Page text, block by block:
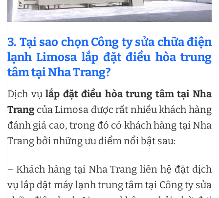
3. Tại sao chọn Công ty sửa chữa điện
lạnh Limosa lắp đặt điều hòa trung
tâm tại Nha Trang?
Dịch vụlắp đặt điều hòa trung tâm tại Nha
Trang của Limosa được rất nhiều khách hàng
đánh giá cao, trong đó có khách hàng tại Nha
Trang bởi những ưu điểm nổi bật sau:
– Khách hàng tại Nha Trang liên hệ đặt dịch
vụ lắp đặt máy lạnh trung tâm tại Công ty sửa